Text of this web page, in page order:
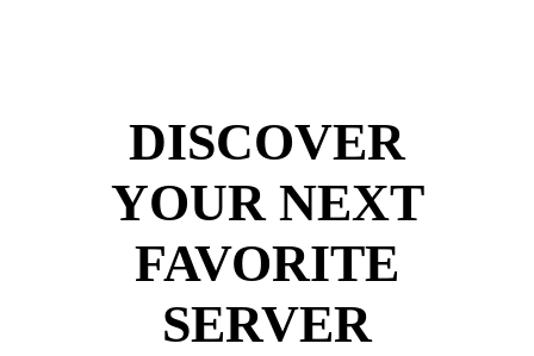
DISCOVER
YOUR NEXT
FAVORITE
SERVER